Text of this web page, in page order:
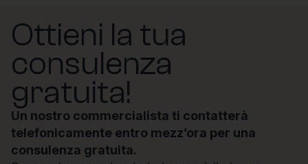
Ottieni la tua
consulenza
gratuita!
Un nostro commercialista ti contatterà
telefonicamente entro mezz’ora per una
consulenza gratuita.